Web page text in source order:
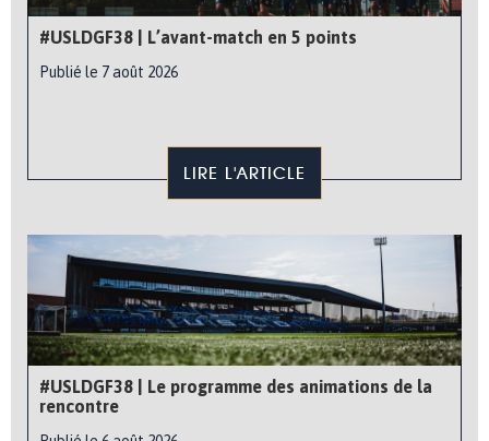
#USLDGF38 | L’avant-match en 5 points
Publié le 7 août 2026
LIRE L'ARTICLE
#USLDGF38 | Le programme des animations de la
rencontre